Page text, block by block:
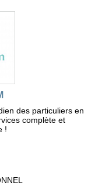
des particuliers en
complète et
!